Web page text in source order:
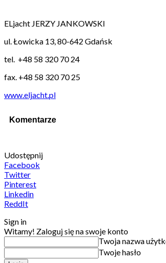
ELjacht JERZY JANKOWSKI
ul. Łowicka 13, 80-642 Gdańsk
tel. +48 58 320 70 24
fax. +48 58 320 70 25
www.eljacht.pl
Komentarze
Udostępnij
Facebook
Twitter
Pinterest
Linkedin
ReddIt
Sign in
Witamy! Zaloguj się na swoje konto
Twoja nazwa
Twoje hasło